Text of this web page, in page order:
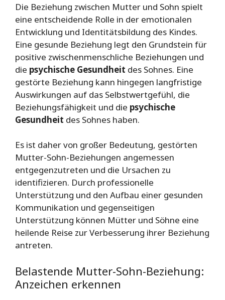
Die Beziehung zwischen Mutter und Sohn spielt
eine entscheidende Rolle in der emotionalen
Entwicklung und Identitätsbildung des Kindes.
Eine gesunde Beziehung legt den Grundstein für
positive zwischenmenschliche Beziehungen und
die psychische Gesundheit des Sohnes. Eine
gestörte Beziehung kann hingegen langfristige
Auswirkungen auf das Selbstwertgefühl, die
Beziehungsfähigkeit und die psychische
Gesundheit des Sohnes haben.
Es ist daher von großer Bedeutung, gestörten
Mutter-Sohn-Beziehungen angemessen
entgegenzutreten und die Ursachen zu
identifizieren. Durch professionelle
Unterstützung und den Aufbau einer gesunden
Kommunikation und gegenseitigen
Unterstützung können Mütter und Söhne eine
heilende Reise zur Verbesserung ihrer Beziehung
antreten.
Belastende Mutter-Sohn-Beziehung:
Anzeichen erkennen